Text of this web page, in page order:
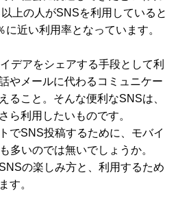
上の人がSNSを利用していると
近い利用率となっています。
デアをシェアする手段として利
やメールに代わるコミュニケー
ること。そんな便利なSNSは、
ら利用したいものです。
でSNS投稿するために、モバイ
多いのでは無いでしょうか。
の楽しみ方と、利用するため
す。